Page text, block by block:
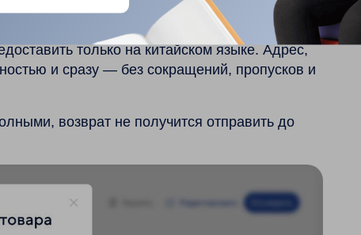
на маркетплейсе.
только на китайском языке. Адрес,
и сразу — без сокращений, пропусков и
возврат не получится отправить до